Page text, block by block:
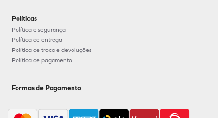
Políticas
Política e segurança
Política de entrega
Política de troca e devoluções
Política de pagamento
Formas de Pagamento